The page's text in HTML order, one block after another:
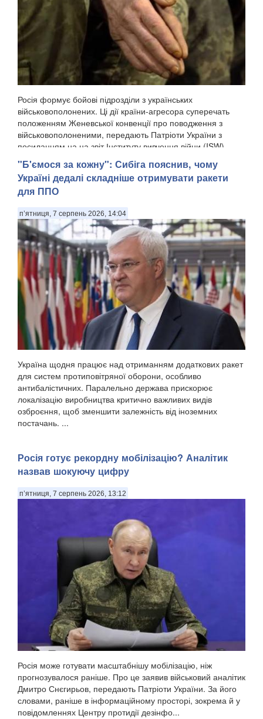
Росія формує бойові підрозділи з українських
військовополонених. Ці дії країни-агресора суперечать
положенням Женевської конвенції про поводження з
військовополоненими, передають Патріоти України з
посиланням на на звіт Інституту вивчення війни (ISW). ...
"Б'ємося за кожну": Сибіга пояснив, чому
Україні дедалі складніше отримувати ракети
для ППО
п’ятниця, 7 серпень 2026, 14:04
Україна щодня працює над отриманням додаткових ракет
для систем протиповітряної оборони, особливо
антибалістичних. Паралельно держава прискорює
локалізацію виробництва критично важливих видів
озброєння, щоб зменшити залежність від іноземних
постачань. ...
Росія готує рекордну мобілізацію? Аналітик
назвав шокуючу цифру
п’ятниця, 7 серпень 2026, 13:12
Росія може готувати масштабнішу мобілізацію, ніж
прогнозувалося раніше. Про це заявив військовий аналітик
Дмитро Снєгирьов, передають Патріоти України. За його
словами, раніше в інформаційному просторі, зокрема й у
повідомленнях Центру протидії дезінфо...